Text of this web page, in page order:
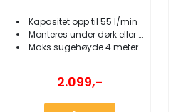
Kapasitet opp til 55 l/min
Monteres under dørk eller bak skott
Maks sugehøyde 4 meter
2.099,-